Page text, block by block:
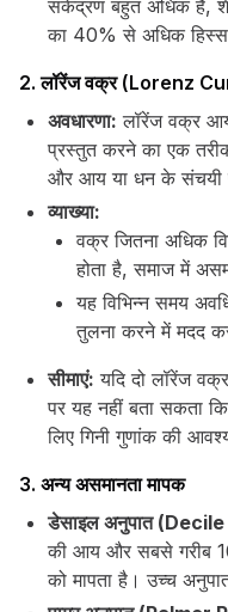
संकेंद्रण बहुत अधिक है,
का 40% से अधिक
2. लॉरेंज वक्र (Lorenz
अवधारणा: लॉरेंज वक्र
प्रस्तुत करने का एक
और आय या धन के संचयी
व्याख्या:
वक्र जितना अधिक
होता है, समाज में
यह विभिन्न समय
तुलना करने में मदद
सीमाएं: यदि दो लॉरेंज
पर यह नहीं बता सकता
लिए गिनी गुणांक की
3. अन्य असमानता मापक
डेसाइल अनुपात
की आय और सबसे गरीब
को मापता है। उच्च